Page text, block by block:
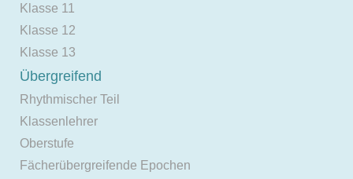
Klasse 11
Klasse 12
Klasse 13
Übergreifend
Rhythmischer Teil
Klassenlehrer
Oberstufe
Fächerübergreifende Epochen